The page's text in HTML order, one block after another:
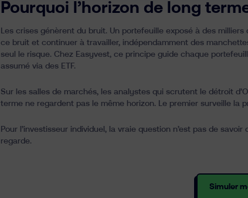
Pourquoi l’horizon de long
Les crises génèrent du bruit. Un portefeuille exposé à des
ce bruit et continuer à travailler, indépendamment des
seul le risque. Chez Easyvest, ce principe guide chaque
assumé via des ETF.
Sur les salles de marchés, les analystes qui scrutent le détroit
terme ne regardent pas le même horizon. Le premier surveille la
Pour l’investisseur individuel, la vraie question n’est pas de
regarde.
Simuler